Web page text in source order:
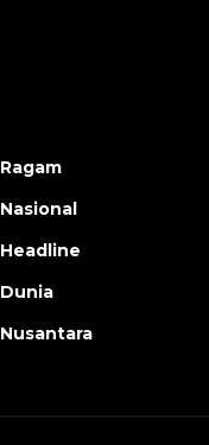
Ragam
Nasional
Headline
Dunia
Nusantara